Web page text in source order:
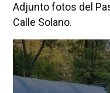
Adjunto fotos del
Calle Solano.